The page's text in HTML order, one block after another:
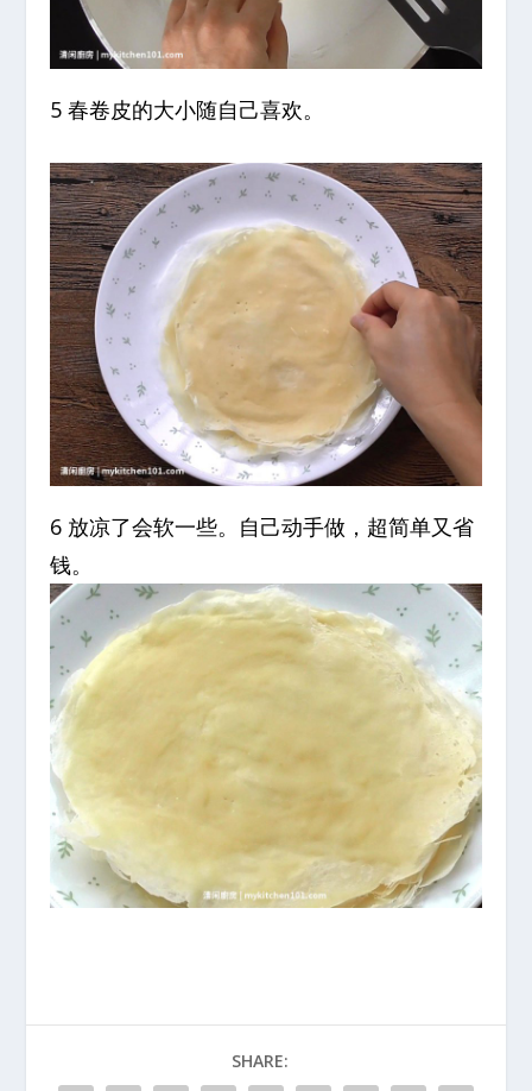
5 春卷皮的大小随自己喜欢。
6 放凉了会软一些。自己动手做，超简单又省
钱。
SHARE: